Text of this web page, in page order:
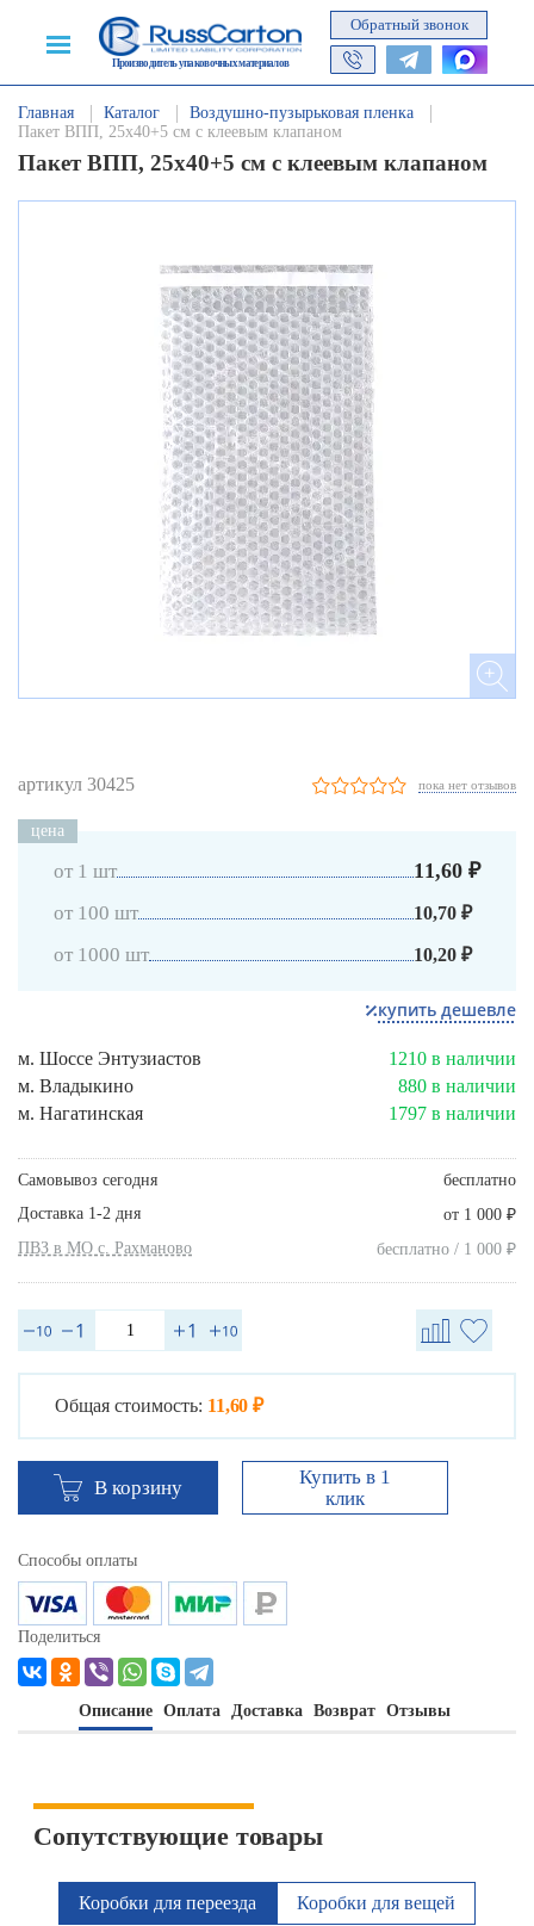
Производитель упаковочных материалов
Обратный звонок
Главная Каталог
Воздушно-пузырьковая пленка
Пакет ВПП, 25х40+5 см с клеевым клапаном
Пакет ВПП, 25х40+5 см с клеевым клапаном
артикул 30425 пока нет отзывов
цена
от 1 шт 11,60 ₽
от 100 шт 10,70 ₽
от 1000 шт 10,20 ₽
купить дешевле
м. Шоссе Энтузиастов
1210 в наличии
м. Владыкино
880 в наличии
м. Нагатинская
1797 в наличии
Самовывоз сегодня
бесплатно
Доставка 1-2 дня
от 1 000 ₽
ПВЗ в МО с. Рахманово бесплатно / 1 000 ₽
Общая стоимость: 11,60 ₽
В корзину
Купить в 1
клик
Способы оплаты
Поделиться
Описание Оплата Доставка Возврат Отзывы
Сопутствующие товары
Коробки для переезда Коробки для вещей